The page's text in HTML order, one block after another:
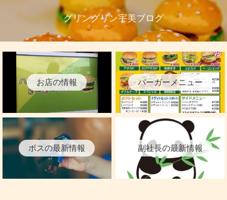
グリングリン宇美ブログ
お店の情報 バーガーメニュー
ボスの最新情報 副社長の最新情報